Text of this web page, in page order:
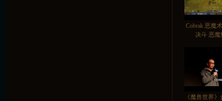
Cobrak 恶魔
决斗 恶
《魔兽世界